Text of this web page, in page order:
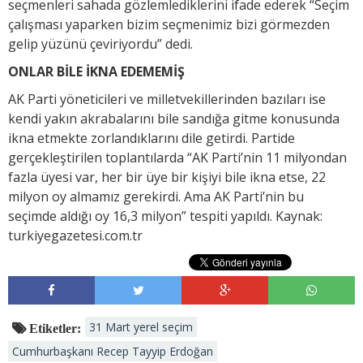
seçmenleri sahada gözlemlediklerini ifade ederek “Seçim
çalışması yaparken bizim seçmenimiz bizi görmezden
gelip yüzünü çeviriyordu” dedi.
ONLAR BİLE İKNA EDEMEMİŞ
AK Parti yöneticileri ve milletvekillerinden bazıları ise
kendi yakın akrabalarını bile sandığa gitme konusunda
ikna etmekte zorlandıklarını dile getirdi. Partide
gerçekleştirilen toplantılarda “AK Parti’nin 11 milyondan
fazla üyesi var, her bir üye bir kişiyi bile ikna etse, 22
milyon oy almamız gerekirdi. Ama AK Parti’nin bu
seçimde aldığı oy 16,3 milyon” tespiti yapıldı. Kaynak:
turkiyegazetesi.com.tr
Etiketler:
31 Mart yerel seçim
Cumhurbaşkanı Recep Tayyip Erdoğan